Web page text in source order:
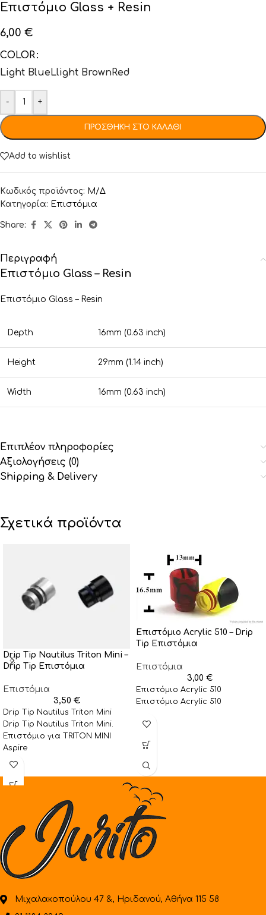
Επιστόμιο Glass + Resin
6,00 €
COLOR
Light Blue Llight BrownRed
- +
ΠΡΟΣΘΉΚΗ ΣΤΟ ΚΑΛΆΘΙ
Add to wishlist
Κωδικός προϊόντος: Μ/Δ
Κατηγορία: Επιστόμια
Share:
Περιγραφή
Επιστόμιο Glass – Resin
Επιστόμιο Glass – Resin
Depth 16mm (0.63 inch)
Height 29mm (1.14 inch)
Width 16mm (0.63 inch)
Επιπλέον πληροφορίες
Αξιολογήσεις (0)
Shipping & Delivery
Σχετικά προϊόντα
Drip Tip Nautilus Triton Mini –
Drip Tip Επιστόμια
Επιστόμια
3,50 €
Drip Tip Nautilus Triton Mini
Drip Tip Nautilus Triton Mini.
Επιστόμιο για TRITON MINI
Aspire
Επιστόμιο Acrylic 510 – Drip
Tip Επιστόμια
Επιστόμια
3,00 €
Επιστόμιο Acrylic 510
Επιστόμιο Acrylic 510
Μιχαλακοπούλου 47 &, Ηριδανού, Αθήνα 115 58